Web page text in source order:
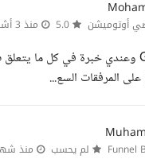
أوتوميشن منذ 3 أشهر
المرفقات السع...
لم يحسب منذ